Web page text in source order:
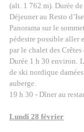
(alt. 1 762 m). Durée
Déjeuner au Resto
Panorama sur le
pédestre possible aller
par le chalet des
Durée 1 h 30 environ.
de ski nordique
auberge.
19 h 30 - Dîner au
Lundi 28 février